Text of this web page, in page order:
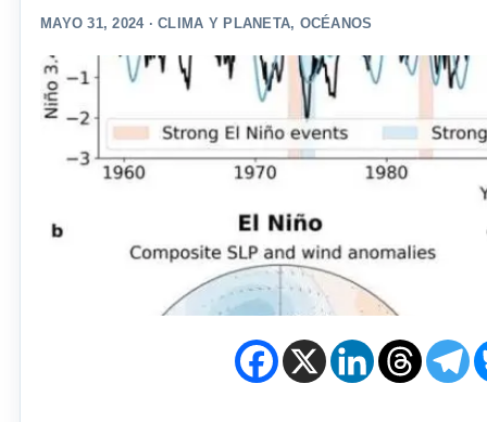
MAYO 31, 2024 ·CLIMA Y PLANETA, OCÉANOS